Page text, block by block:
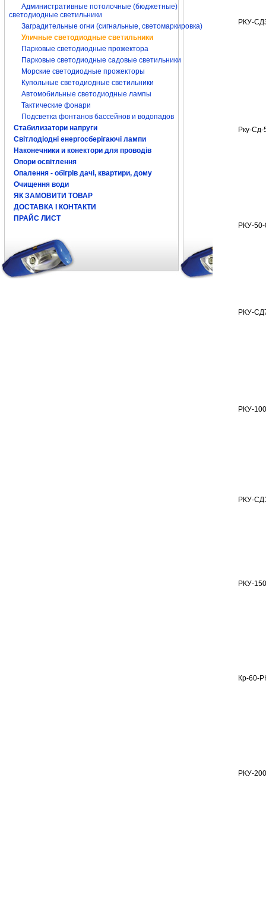
Административные потолочные (бюджетные)
светодиодные светильники
Заградительные огни (сигнальные, светомаркировка)
Уличные светодиодные светильники
Парковые светодиодные прожектора
Парковые светодиодные садовые светильники
Морские светодиодные прожекторы
Купольные светодиодные светильники
Автомобильные светодиодные лампы
Тактические фонари
Подсветка фонтанов бассейнов и водопадов
Стабилизатори напруги
Світлодіодні енергосберігаючі лампи
Наконечники и конектори для проводів
Опори освітлення
Опалення - обігрів дачі, квартири, дому
Очищення води
ЯК ЗАМОВИТИ ТОВАР
ДОСТАВКА І КОНТАКТИ
ПРАЙС ЛИСТ
РКУ-
Рку-Сд-
РКУ-
РКУ-
РКУ-
РКУ-
РКУ-
Кр-60-
РКУ-